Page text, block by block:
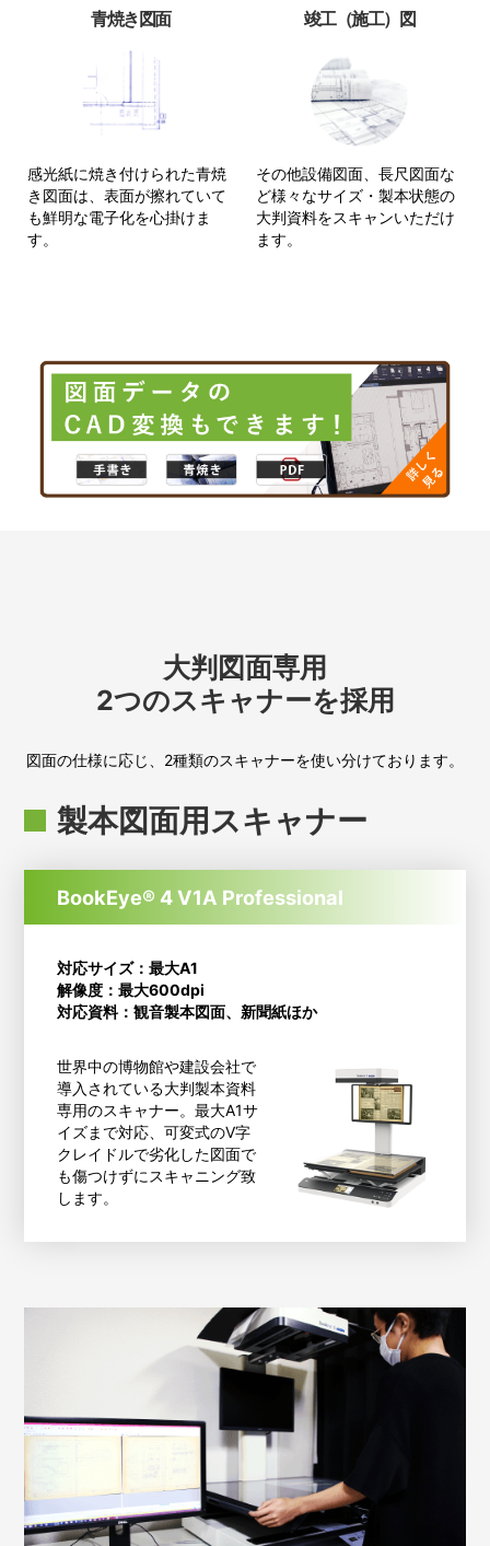
青焼き図面
感光紙に焼き付けられた青焼
き図面は、表面が擦れていて
も鮮明な電子化を心掛けま
す。
竣工（施工）図
その他設備図面、長尺図面な
ど様々なサイズ・製本状態の
大判資料をスキャンいただけ
ます。
大判図面専用
2つのスキャナーを採用
図面の仕様に応じ、2種類のスキャナーを使い分けております。
製本図面用スキャナー
BookEye® 4 V1A Professional
対応サイズ：最大A1
解像度：最大600dpi
対応資料：観音製本図面、新聞紙ほか
世界中の博物館や建設会社で
導入されている大判製本資料
専用のスキャナー。最大A1サ
イズまで対応、可変式のV字
クレイドルで劣化した図面で
も傷つけずにスキャニング致
します。